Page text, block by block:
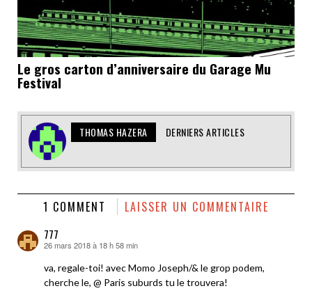
Le gros carton d’anniversaire du Garage Mu
Festival
THOMAS HAZERA DERNIERS ARTICLES
1 COMMENT LAISSER UN COMMENTAIRE
777
dit :
26 mars 2018 à 18 h 58 min
va, regale-toi! avec Momo Joseph/& le grop podem,
cherche le, @ Paris suburds tu le trouvera!